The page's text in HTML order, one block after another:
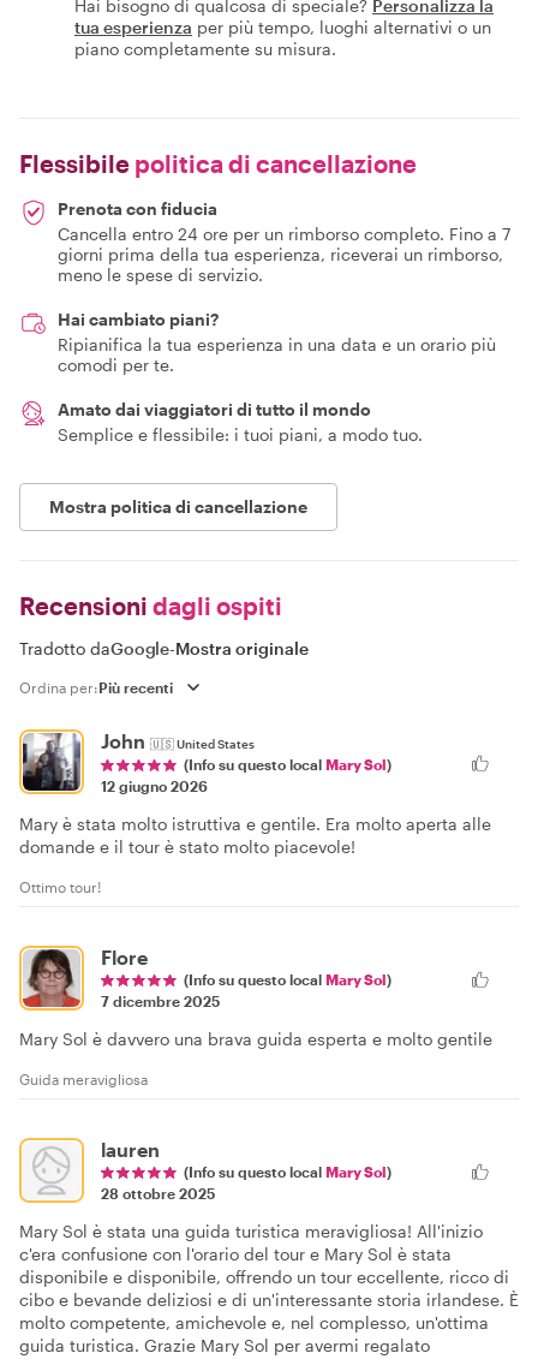
Hai bisogno di qualcosa di speciale? Personalizza la
tua esperienza per più tempo, luoghi alternativi o un
piano completamente su misura.
Flessibile politica di cancellazione
Prenota con fiducia
Cancella entro 24 ore per un rimborso completo. Fino a 7
giorni prima della tua esperienza, riceverai un rimborso,
meno le spese di servizio.
Hai cambiato piani?
Ripianifica la tua esperienza in una data e un orario più
comodi per te.
Amato dai viaggiatori di tutto il mondo
Semplice e flessibile: i tuoi piani, a modo tuo.
Mostra politica di cancellazione
Recensioni dagli ospiti
Tradotto daGoogle-Mostra originale
Ordina per:
John 🇺🇸United States
(Info su questo local Mary Sol)
12 giugno 2026
Mary è stata molto istruttiva e gentile. Era molto aperta alle
domande e il tour è stato molto piacevole!
Ottimo tour!
Flore
(Info su questo local Mary Sol)
7 dicembre 2025
Mary Sol è davvero una brava guida esperta e molto gentile
Guida meravigliosa
lauren
(Info su questo local Mary Sol)
28 ottobre 2025
Mary Sol è stata una guida turistica meravigliosa! All'inizio
c'era confusione con l'orario del tour e Mary Sol è stata
disponibile e disponibile, offrendo un tour eccellente, ricco di
cibo e bevande deliziosi e di un'interessante storia irlandese. È
molto competente, amichevole e, nel complesso, un'ottima
guida turistica. Grazie Mary Sol per avermi regalato